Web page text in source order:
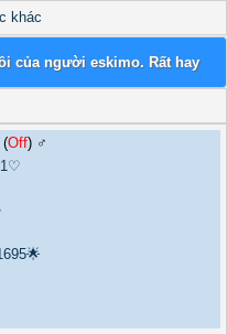
khác
của người eskimo. Rất hay
(Off) ♂️